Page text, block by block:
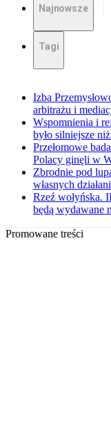
Najnowsze
Tagi
Izba
arbitrażu i
Wspomnienia i
było silniejsze
Przełomowe
Polacy ginęli w
Zbrodnie pod
własnych
Rzeź wołyńska.
będą wydawane
Promowane treści